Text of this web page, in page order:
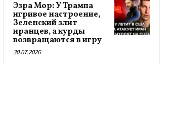
Эзра Мор: У Трампа
игривое настроение,
Зеленский злит
иранцев, а курды
возвращаются в игру
30.07.2026